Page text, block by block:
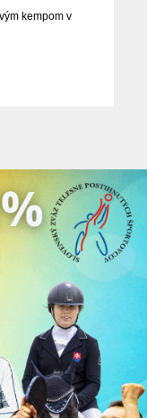
kempom v